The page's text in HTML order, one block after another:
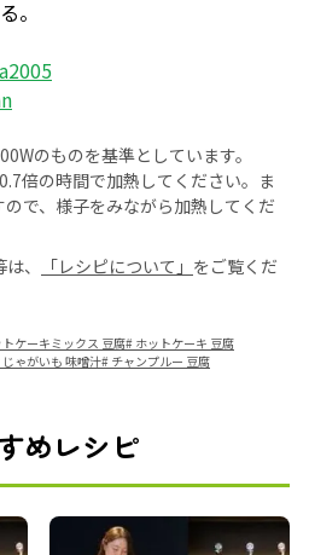
。
のものを基準としています。
倍の時間で加熱してください。ま
で、様子をみながら加熱してくだ
、
「レシピについて」 をご覧くだ
トケーキミックス 豆腐# ホットケーキ 豆腐
じゃがいも 味噌汁# チャンプルー 豆腐
めレシピ